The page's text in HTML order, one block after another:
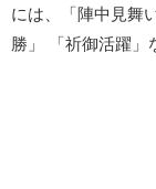
には、「陣中見舞
勝」 「祈御活躍」